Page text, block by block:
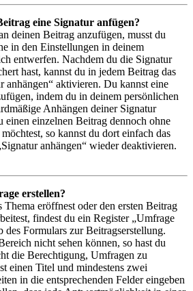
eine Signatur anfügen?
deinen Beitrag anzufügen, musst du
in den Einstellungen in deinem
entwerfen. Nachdem du die Signatur
hast, kannst du in jedem Beitrag das
anhängen“ aktivieren. Du kannst eine
indem du in deinem persönlichen
Anhängen deiner Signatur
einen einzelnen Beitrag dennoch ohne
so kannst du dort einfach das
anhängen“ wieder deaktivieren.
erstellen?
Thema eröffnest oder den ersten Beitrag
findest du ein Register „Umfrage
des Formulars zur Beitragserstellung.
nicht sehen können, so hast du
die Berechtigung, Umfragen zu
einen Titel und mindestens zwei
in die entsprechenden Felder eingeben